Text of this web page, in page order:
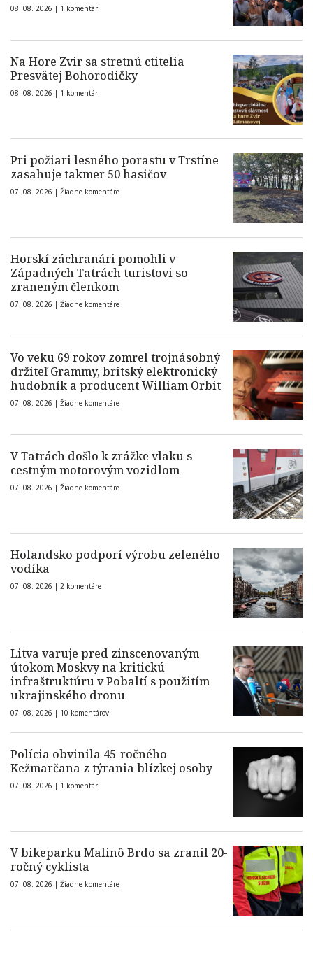
08. 08. 2026 | 1 komentár
Na Hore Zvir sa stretnú ctitelia
Presvätej Bohorodičky
08. 08. 2026 | 1 komentár
Pri požiari lesného porastu v Trstíne
zasahuje takmer 50 hasičov
07. 08. 2026 | Žiadne komentáre
Horskí záchranári pomohli v
Západných Tatrách turistovi so
zraneným členkom
07. 08. 2026 | Žiadne komentáre
Vo veku 69 rokov zomrel trojnásobný
držiteľ Grammy, britský elektronický
hudobník a producent William Orbit
07. 08. 2026 | Žiadne komentáre
V Tatrách došlo k zrážke vlaku s
cestným motorovým vozidlom
07. 08. 2026 | Žiadne komentáre
Holandsko podporí výrobu zeleného
vodíka
07. 08. 2026 | 2 komentáre
Litva varuje pred zinscenovaným
útokom Moskvy na kritickú
infraštruktúru v Pobaltí s použitím
ukrajinského dronu
07. 08. 2026 | 10 komentárov
Polícia obvinila 45-ročného
Kežmarčana z týrania blízkej osoby
07. 08. 2026 | 1 komentár
V bikeparku Malinô Brdo sa zranil 20-
ročný cyklista
07. 08. 2026 | Žiadne komentáre